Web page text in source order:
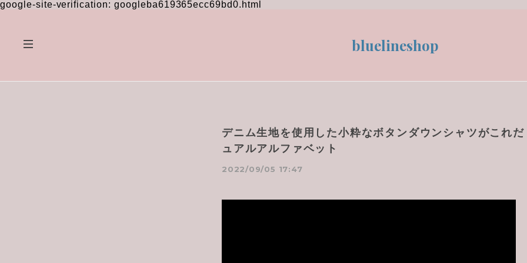
google-site-verification: googleba619365ecc69bd0.html
bluelineshop
デニム生地を使用した小粋なボタンダウンシャツがこれ
ュアルアルファベット
2022/09/05 17:47